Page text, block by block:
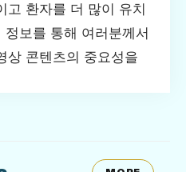
고 환자를 더 많이 유치
보를 통해 여러분께서
상 콘텐츠의 중요성을